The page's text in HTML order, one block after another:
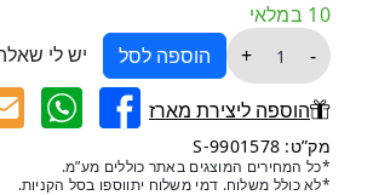
10 במלאי
-
כמות
מארז
5
סכיני
+ הוספה לסל יש לי
הוספה ליצירת מארז
מק”ט: 9901578-S
*כל המחירים המוצגים באתר כוללים מע”מ.
*לא כולל משלוח. דמי משלוח יתווספו בסל הקניות.